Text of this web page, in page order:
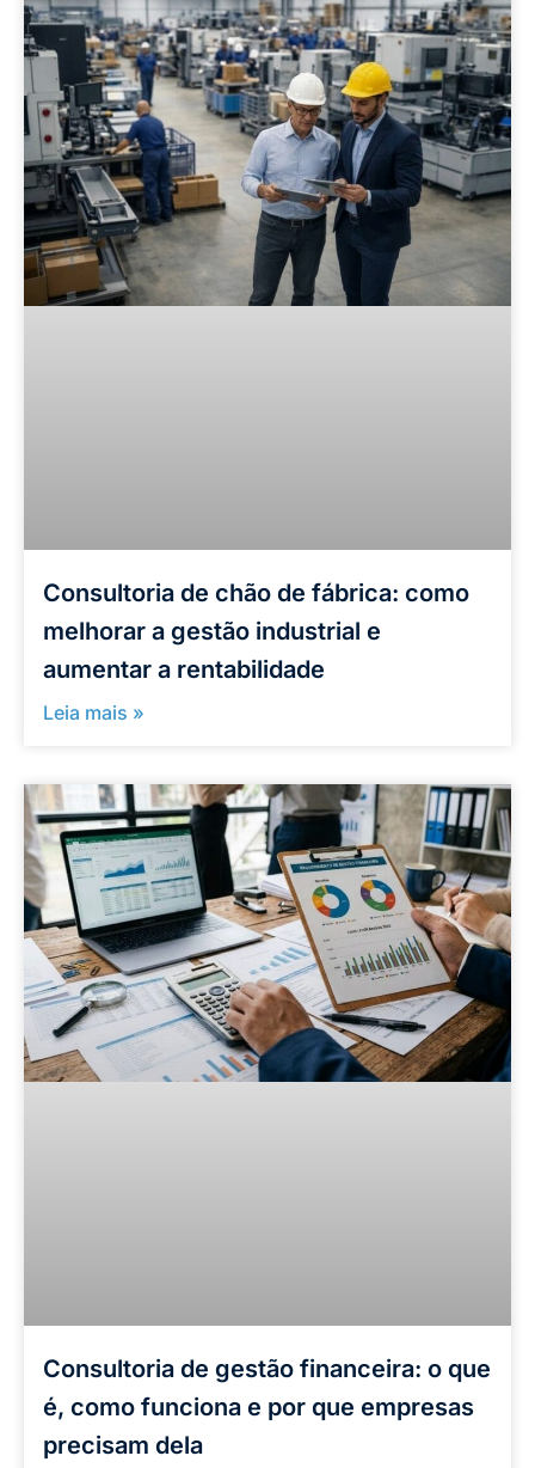
Consultoria de chão de fábrica: como
melhorar a gestão industrial e
aumentar a rentabilidade
Leia mais »
Consultoria de gestão financeira: o que
é, como funciona e por que empresas
precisam dela